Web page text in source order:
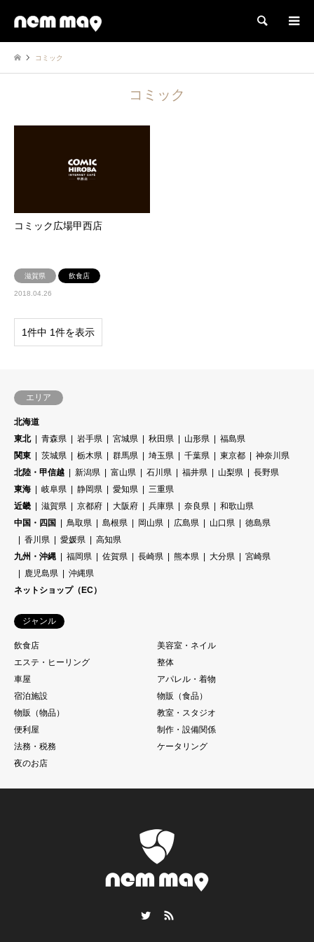
検索
コミック
コミック
コミック広場甲西店
滋賀県 飲食店
2018.04.26
1件中 1件を表示
エリア
北海道
東北
青森県 岩手県 宮城県 秋田県 山形県
福島県
関東
茨城県 栃木県 群馬県 埼玉県 千葉県 東京都
神奈川県
北陸・甲信越
新潟県 富山県 石川県 福井県 山梨県
長野県
東海
岐阜県 静岡県 愛知県
三重県
近畿
滋賀県 京都府 大阪府 兵庫県 奈良県
和歌山県
中国・四国
鳥取県 島根県 岡山県 広島県 山口県
徳島県
香川県
愛媛県
高知県
九州・沖縄
福岡県 佐賀県 長崎県 熊本県 大分県
宮崎県
鹿児島県
沖縄県
ネットショップ（EC）
ジャンル
飲食店
美容室・ネイル
エステ・ヒーリング
整体
車屋
アパレル・着物
宿泊施設
物販（食品）
物販（物品）
教室・スタジオ
便利屋
制作・設備関係
法務・税務
ケータリング
夜のお店